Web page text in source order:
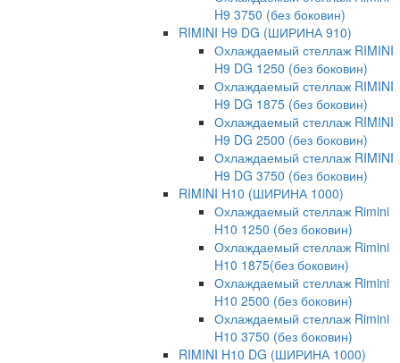
H9 3750 (без боковин)
RIMINI H9 DG (ШИРИНА 910)
Охлаждаемый стеллаж RIMINI
H9 DG 1250 (без боковин)
Охлаждаемый стеллаж RIMINI
H9 DG 1875 (без боковин)
Охлаждаемый стеллаж RIMINI
H9 DG 2500 (без боковин)
Охлаждаемый стеллаж RIMINI
H9 DG 3750 (без боковин)
RIMINI H10 (ШИРИНА 1000)
Охлаждаемый стеллаж Rimini
H10 1250 (без боковин)
Охлаждаемый стеллаж Rimini
H10 1875(без боковин)
Охлаждаемый стеллаж Rimini
H10 2500 (без боковин)
Охлаждаемый стеллаж Rimini
H10 3750 (без боковин)
RIMINI H10 DG (ШИРИНА 1000)